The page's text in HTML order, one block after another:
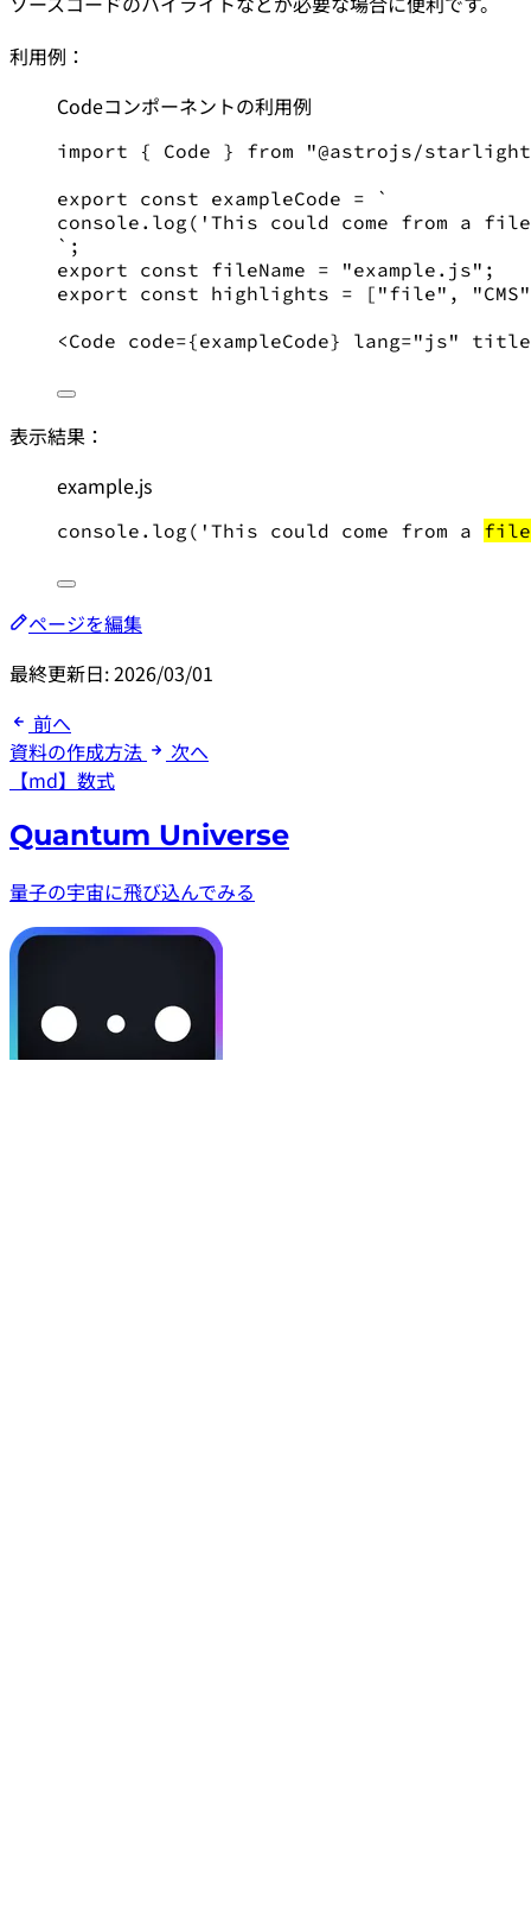
利用例：
Codeコンポーネントの利用例
import { Code } from "@astrojs/starlight/
export const exampleCode =
`
console.log('This could come from a
` ;
export const fileName = "example.js" ;
export const highlights = [ "file" , "CMS"
<Code code={exampleCode} lang="js" title
表示結果：
example.js
console. log ( ' This could come from a file
ページを編集
最終更新日:2026/03/01
前へ
資料の作成方法
次へ
【md】数式
Quantum Universe
量子の宇宙に飛び込んでみる